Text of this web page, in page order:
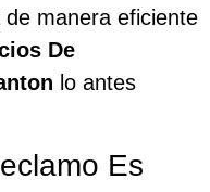
manera eficiente
De
lo antes
Es